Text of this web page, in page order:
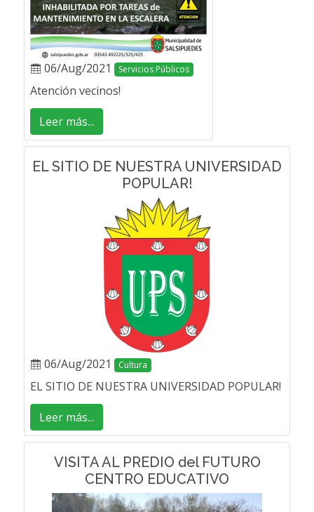
06/Aug/2021 Servicios Públicos
Atención vecinos!
Leer más...
EL SITIO DE NUESTRA UNIVERSIDAD
POPULAR!
06/Aug/2021 Cultura
EL SITIO DE NUESTRA UNIVERSIDAD POPULAR!
Leer más...
VISITA AL PREDIO del FUTURO
CENTRO EDUCATIVO